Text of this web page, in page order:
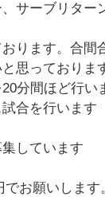
サーブリター
おります。合間
思っておりま
分間ほど行い
合を行います
しています
お願いします